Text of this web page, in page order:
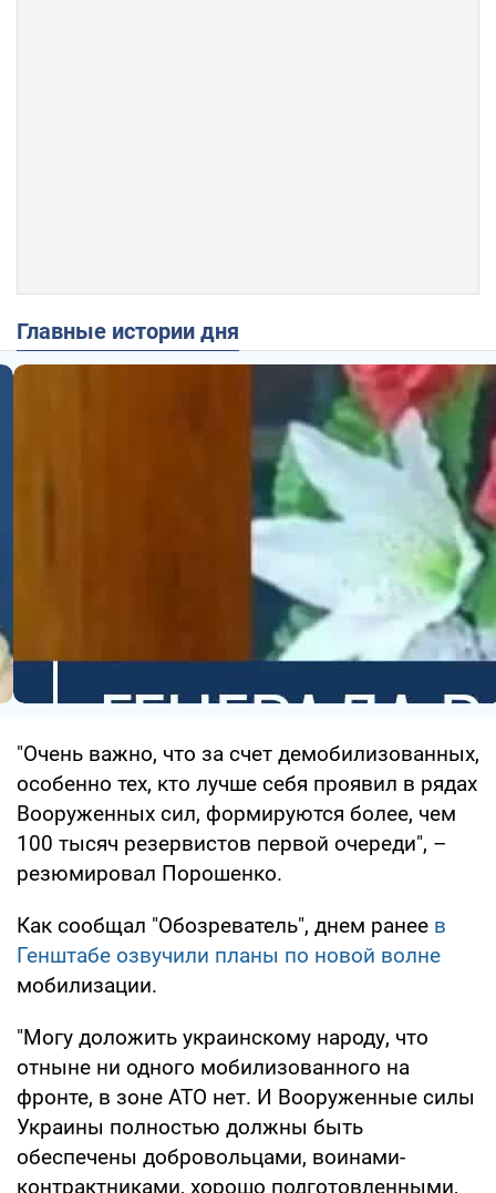
Главные истории дня
"Очень важно, что за счет демобилизованных,
особенно тех, кто лучше себя проявил в рядах
Вооруженных сил, формируются более, чем
100 тысяч резервистов первой очереди", –
резюмировал Порошенко.
Как сообщал "Обозреватель", днем ранее в
Генштабе озвучили планы по новой волне
мобилизации.
"Могу доложить украинскому народу, что
отныне ни одного мобилизованного на
фронте, в зоне АТО нет. И Вооруженные силы
Украины полностью должны быть
обеспечены добровольцами, воинами-
контрактниками, хорошо подготовленными,